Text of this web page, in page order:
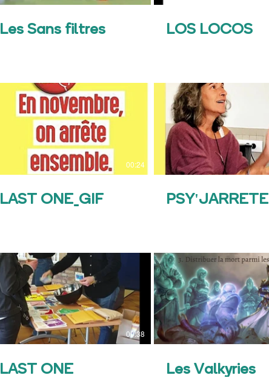
Les Sans filtres LOS LOCOS
00:24
LAST ONE_GIF PSY'JARRETE
00:38
LAST ONE Les Valkyries